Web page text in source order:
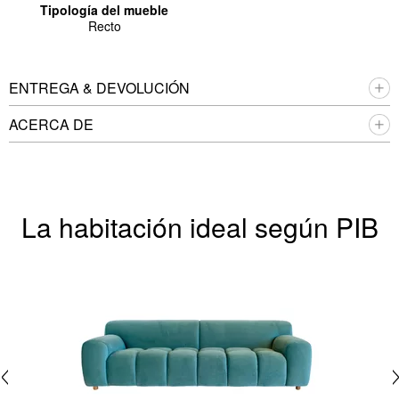
Tipología del mueble
Recto
ENTREGA & DEVOLUCIÓN
ACERCA DE
La habitación ideal según PIB